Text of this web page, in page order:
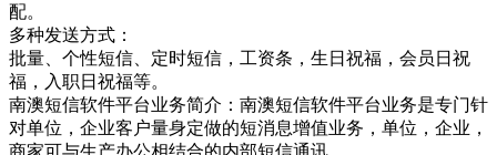
配。
多种发送方式：
批量、个性短信、定时短信，工资条，生日祝福，会员日祝
福，入职日祝福等。
南澳短信软件平台业务简介：南澳短信软件平台业务是专门针
对单位，企业客户量身定做的短消息增值业务，单位，企业，
商家可与生产办公相结合的内部短信通讯，